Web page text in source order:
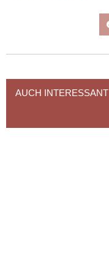
AUCH INTERESSANT